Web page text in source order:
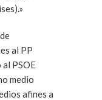
al PP
al PSOE
medio
afines a